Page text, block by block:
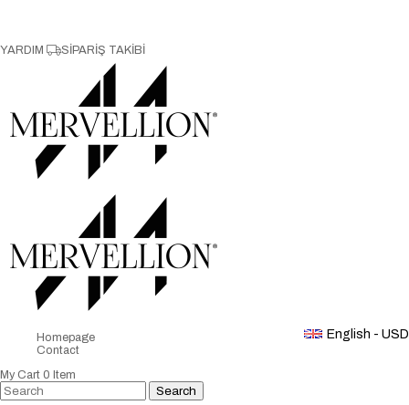
YARDIM SİPARİŞ TAKİBİ
English - USD
Homepage
Contact
My Cart 0 Item